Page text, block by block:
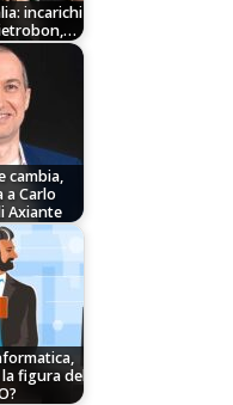
incarichi
cambia,
a Carlo
Axiante
figura del